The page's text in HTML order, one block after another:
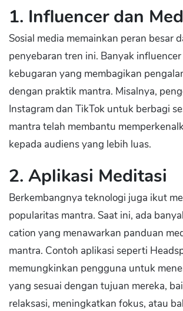
1. Influencer dan
Sosial media memainkan peran besar
penyebaran tren ini. Banyak
kebugaran yang membagikan
dengan praktik mantra. Misalnya,
Instagram dan TikTok untuk berbagi
mantra telah membantu
kepada audiens yang lebih luas.
2. Aplikasi Meditasi
Berkembangnya teknologi juga ikut
popularitas mantra. Saat ini, ada
cation yang menawarkan panduan
mantra. Contoh aplikasi seperti
memungkinkan pengguna untuk
yang sesuai dengan tujuan mereka,
relaksasi, meningkatkan fokus, atau